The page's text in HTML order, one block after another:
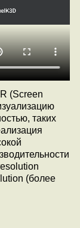
(Screen
таких
(более